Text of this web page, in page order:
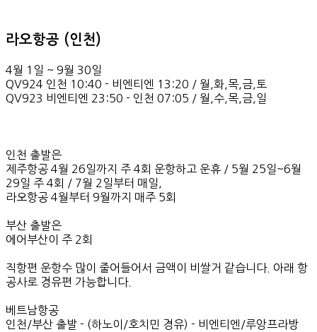
라오항공 (인천)
4월 1일 ~ 9월 30일
QV924 인천 10:40 - 비엔티엔 13:20 / 월,화,목,금,토
QV923 비엔티엔 23:50 - 인천 07:05 / 월,수,목,금,일
인천 출발은
제주항공 4월 26일까지 주 4회 운항하고 운휴 / 5월 25일~6월
29일 주 4회 / 7월 2일부터 매일,
라오항공 4월부터 9월까지 매주 5회
부산 출발은
에어부산이 주 2회
직항편 운항수 많이 줄어들어서 금액이 비쌀거 같습니다. 아래 항
공사로 경유편 가능합니다.
베트남항공
인천/부산 출발 - (하노이/호치민 경유) - 비엔티엔/루앙프라방